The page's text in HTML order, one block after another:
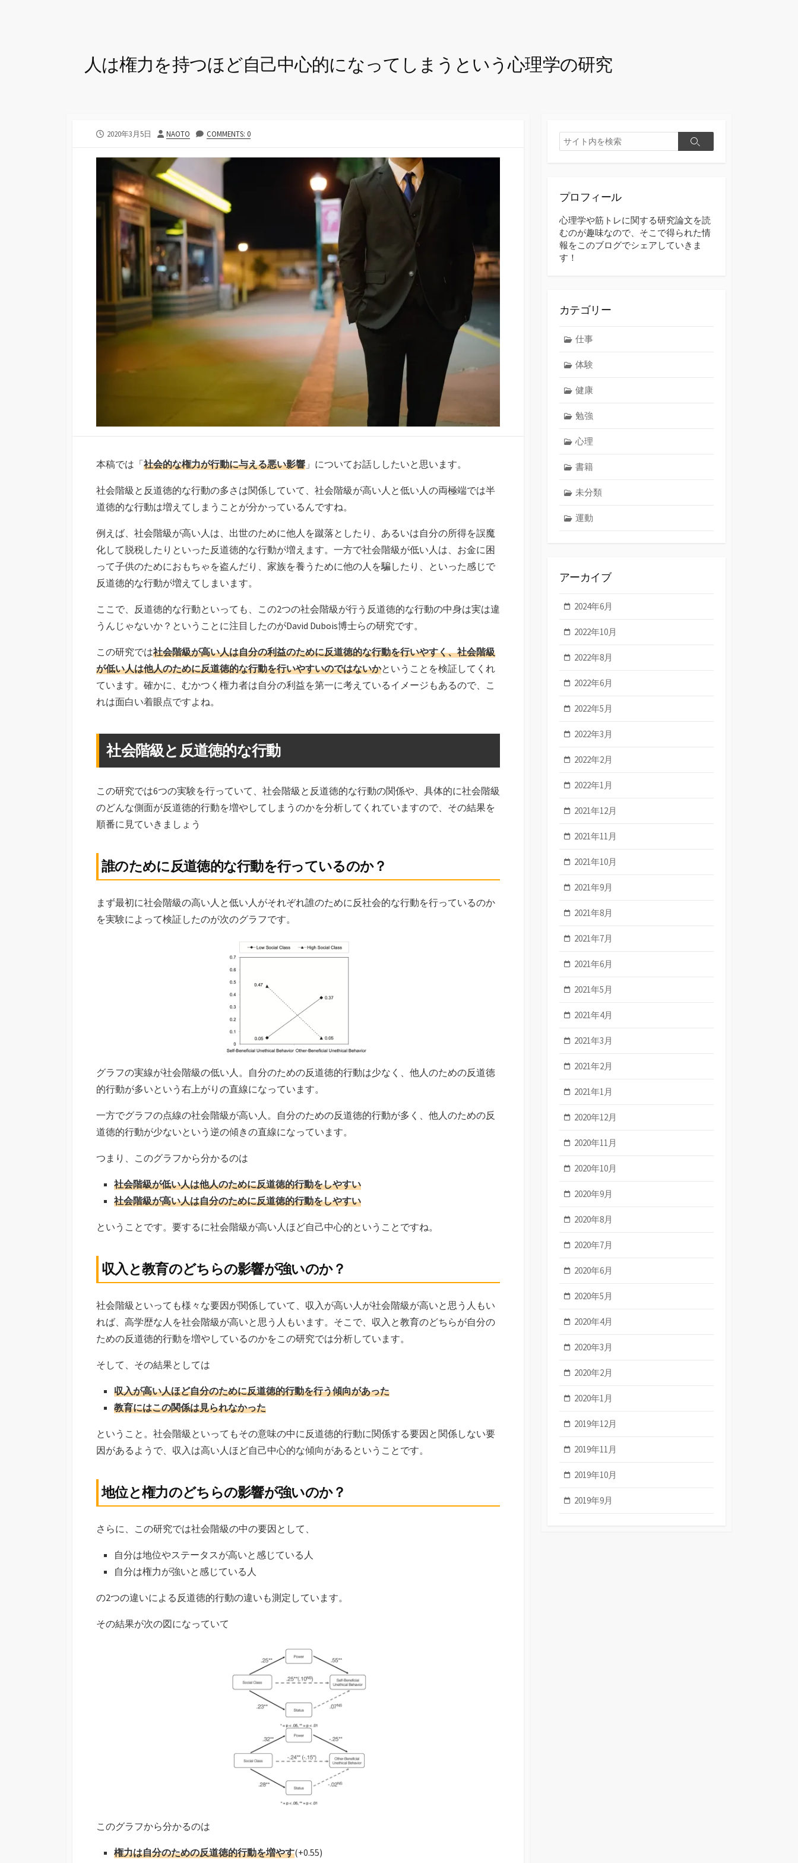
人は権力を持つほど自己中心的になってしまうという心理学の研究
公
日
2020年3月5日
投
者
NAOTO COMMENTS: 0
本稿では「社会的な権力が行動に与える悪い影響 」についてお話ししたいと思います。
社会階級と反道徳的な行動の多さは関係していて、社会階級が高い人と低い人の両極端では半
道徳的な行動は増えてしまうことが分かっているんですね。
例えば、社会階級が高い人は、出世のために他人を蹴落としたり、あるいは自分の所得を誤魔
化して脱税したりといった反道徳的な行動が増えます。一方で社会階級が低い人は、お金に困
って子供のためにおもちゃを盗んだり、家族を養うために他の人を騙したり、といった感じで
反道徳的な行動が増えてしまいます。
ここで、反道徳的な行動といっても、この2つの社会階級が行う反道徳的な行動の中身は実は違
うんじゃないか？ということに注目したのがDavid Dubois博士らの研究です。
この研究では社会階級が高い人は自分の利益のために反道徳的な行動を行いやすく、社会階級
が低い人は他人のために反道徳的な行動を行いやすいのではないかということを検証してくれ
ています。確かに、むかつく権力者は自分の利益を第一に考えているイメージもあるので、こ
れは面白い着眼点ですよね。
社会階級と反道徳的な行動
この研究では6つの実験を行っていて、社会階級と反道徳的な行動の関係や、具体的に社会階級
のどんな側面が反道徳的行動を増やしてしまうのかを分析してくれていますので、その結果を
順番に見ていきましょう
誰のために反道徳的な行動を行っているのか？
まず最初に社会階級の高い人と低い人がそれぞれ誰のために反社会的な行動を行っているのか
を実験によって検証したのが次のグラフです。
グラフの実線が社会階級の低い人。自分のための反道徳的行動は少なく、他人のための反道徳
的行動が多いという右上がりの直線になっています。
一方でグラフの点線の社会階級が高い人。自分のための反道徳的行動が多く、他人のための反
道徳的行動が少ないという逆の傾きの直線になっています。
つまり、このグラフから分かるのは
社会階級が低い人は他人のために反道徳的行動をしやすい
社会階級が高い人は自分のために反道徳的行動をしやすい
ということです。要するに社会階級が高い人ほど自己中心的ということですね。
収入と教育のどちらの影響が強いのか？
社会階級といっても様々な要因が関係していて、収入が高い人が社会階級が高いと思う人もい
れば、高学歴な人を社会階級が高いと思う人もいます。そこで、収入と教育のどちらが自分の
ための反道徳的行動を増やしているのかをこの研究では分析しています。
そして、その結果としては
収入が高い人ほど自分のために反道徳的行動を行う傾向があった
教育にはこの関係は見られなかった
ということ。社会階級といってもその意味の中に反道徳的行動に関係する要因と関係しない要
因があるようで、収入は高い人ほど自己中心的な傾向があるということです。
地位と権力のどちらの影響が強いのか？
さらに、この研究では社会階級の中の要因として、
自分は地位やステータスが高いと感じている人
自分は権力が強いと感じている人
の2つの違いによる反道徳的行動の違いも測定しています。
その結果が次の図になっていて
このグラフから分かるのは
権力は自分のための反道徳的行動を増やす(+0.55)
検
索
検
プロフィール
心理学や筋トレに関する研究論文を読
むのが趣味なので、そこで得られた情
報をこのブログでシェアしていきま
す！
カテゴリー
仕事
体験
健康
勉強
心理
書籍
未分類
運動
アーカイブ
2024年6月
2022年10月
2022年8月
2022年6月
2022年5月
2022年3月
2022年2月
2022年1月
2021年12月
2021年11月
2021年10月
2021年9月
2021年8月
2021年7月
2021年6月
2021年5月
2021年4月
2021年3月
2021年2月
2021年1月
2020年12月
2020年11月
2020年10月
2020年9月
2020年8月
2020年7月
2020年6月
2020年5月
2020年4月
2020年3月
2020年2月
2020年1月
2019年12月
2019年11月
2019年10月
2019年9月